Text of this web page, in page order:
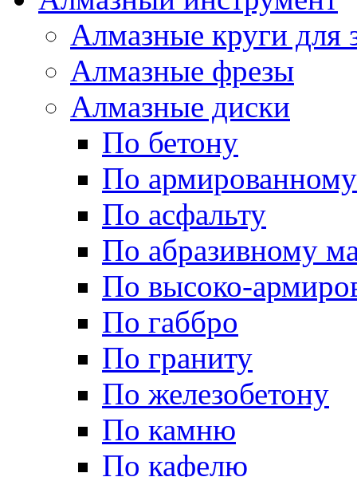
Алмазные круги для
Алмазные фрезы
Алмазные диски
По бетону
По
По асфальту
По абразивному
По высоко-
По габбро
По граниту
По железобетону
По камню
По кафелю